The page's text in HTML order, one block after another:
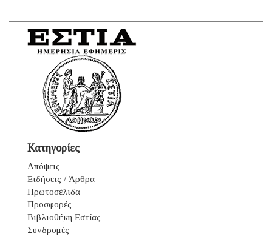
Κατηγορίες
Απόψεις
Ειδήσεις / Άρθρα
Πρωτοσέλιδα
Προσφορές
Βιβλιοθήκη Εστίας
Συνδρομές